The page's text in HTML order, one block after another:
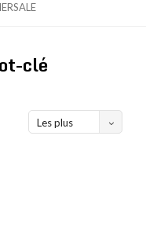
clé
Les plus